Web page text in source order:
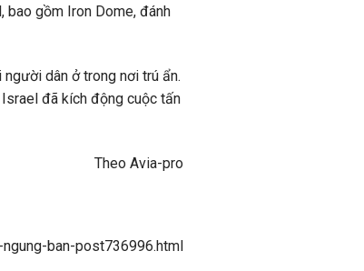
bao gồm Iron Dome, đánh
dân ở trong nơi trú ẩn.
đã kích động cuộc tấn
Theo Avia-pro
ban-post736996.html